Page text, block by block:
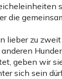
die
lieber zu
geben wir
sich sein